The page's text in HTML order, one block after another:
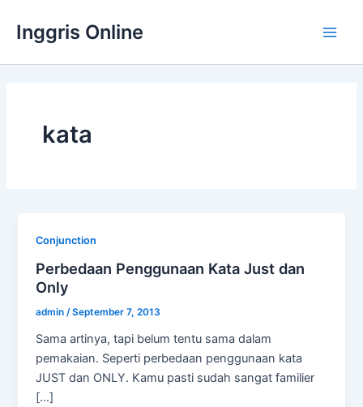
konten
Inggris Online
kata
Conjunction
Perbedaan Penggunaan Kata Just dan
Only
admin/September 7, 2013
Sama artinya, tapi belum tentu sama dalam
pemakaian. Seperti perbedaan penggunaan kata
JUST dan ONLY. Kamu pasti sudah sangat familier
[…]